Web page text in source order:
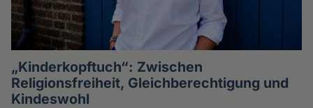
„Kinderkopftuch“: Zwischen
Religionsfreiheit, Gleichberechtigung und
Kindeswohl